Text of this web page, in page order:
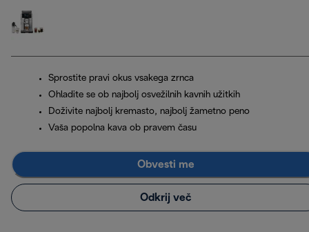
Sprostite pravi okus vsakega zrnca
Ohladite se ob najbolj osvežilnih kavnih užitkih
Doživite najbolj kremasto, najbolj žametno peno
Vaša popolna kava ob pravem času
Obvesti me
Odkrij več